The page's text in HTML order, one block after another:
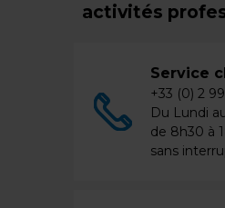
activités
Service
+33 (0) 2
Du Lundi
de 8h30 à
sans